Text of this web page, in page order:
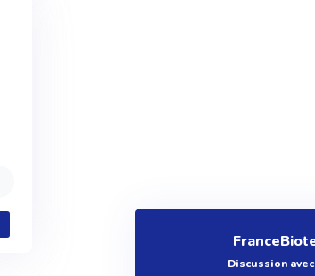
Discussion